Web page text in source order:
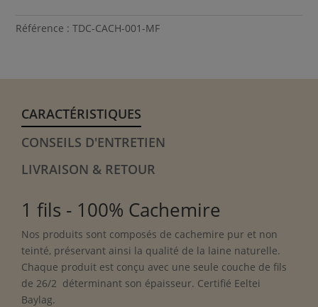
Maille
Référence : TDC-CACH-001-MF
CARACTÉRISTIQUES
CONSEILS D'ENTRETIEN
LIVRAISON & RETOUR
1 fils - 100% Cachemire
Nos produits sont composés de cachemire pur et non
teinté, préservant ainsi la qualité de la laine naturelle.
Chaque produit est conçu avec une seule couche de fils
de 26/2 déterminant son épaisseur. Certifié Eeltei
Baylag.